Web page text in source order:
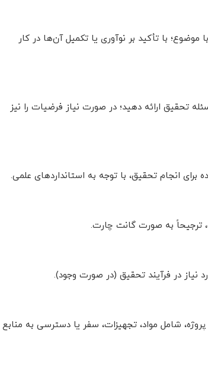
با تأکید بر نوآوری یا تکمیل آن‌ها در کار
ارائه دهید؛ در صورت نیاز فرضیات را نیز
برای انجام تحقیق، با توجه به استانداردهای علمی.
ترجیحاً به صورت گانت چارت.
نیاز در فرآیند تحقیق (در صورت وجود).
شامل مواد، تجهیزات، سفر یا دسترسی به منابع